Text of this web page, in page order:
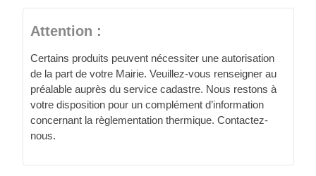
Attention :
Certains produits peuvent nécessiter une autorisation
de la part de votre Mairie. Veuillez-vous renseigner au
préalable auprès du service cadastre. Nous restons à
votre disposition pour un complément d’information
concernant la règlementation thermique. Contactez-
nous.